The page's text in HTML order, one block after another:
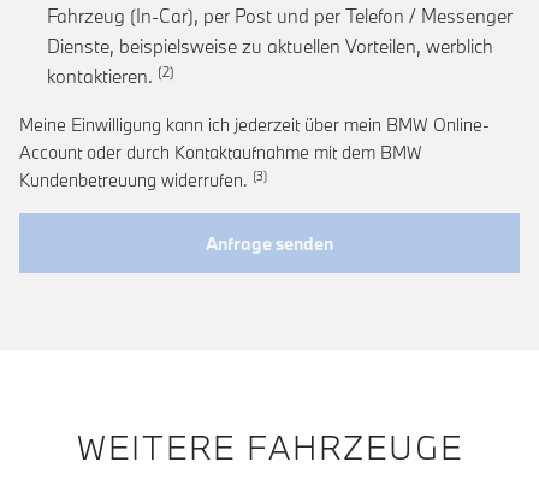
Fahrzeug (In-Car), per Post und per Telefon / Messenger
Dienste, beispielsweise zu aktuellen Vorteilen, werblich
kontaktieren. Link zur Fußnote: Einwilligung zur
Meine Einwilligung kann ich jederzeit über mein BMW Online-
Account oder durch Kontaktaufnahme mit dem BMW
Kundenbetreuung widerrufen. Link zur Fußnote: Widerruf der
Anfrage senden
WEITERE FAHRZEUGE